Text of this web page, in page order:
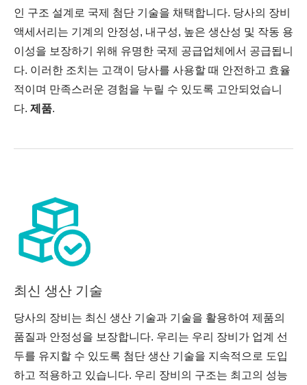
인 구조 설계로 국제 첨단 기술을 채택합니다. 당사의 장비
액세서리는 기계의 안정성, 내구성, 높은 생산성 및 작동 용
이성을 보장하기 위해 유명한 국제 공급업체에서 공급됩니
다. 이러한 조치는 고객이 당사를 사용할 때 안전하고 효율
적이며 만족스러운 경험을 누릴 수 있도록 고안되었습니
다. 제품.
최신 생산 기술
당사의 장비는 최신 생산 기술과 기술을 활용하여 제품의
품질과 안정성을 보장합니다. 우리는 우리 장비가 업계 선
두를 유지할 수 있도록 첨단 생산 기술을 지속적으로 도입
하고 적용하고 있습니다. 우리 장비의 구조는 최고의 성능